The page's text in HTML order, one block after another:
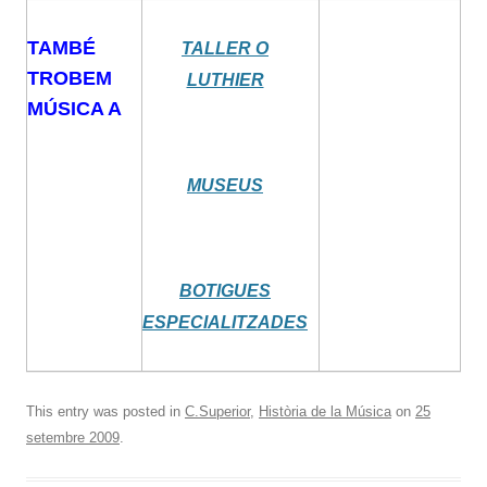
TAMBÉ
TROBEM
MÚSICA A
TALLER O
LUTHIER
MUSEUS
BOTIGUES
ESPECIALITZADES
This entry was posted in C.Superior, Història de la Música on 25
setembre 2009.